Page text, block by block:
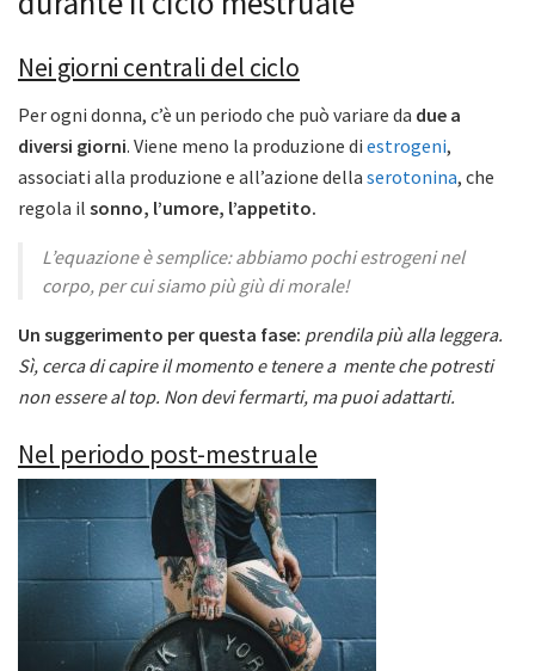
Nei giorni centrali del ciclo
Per ogni donna, c’è un periodo che può variare da due a
diversi giorni. Viene meno la produzione di estrogeni,
associati alla produzione e all’azione della serotonina, che
regola il sonno, l’umore, l’appetito.
L’equazione è semplice: abbiamo pochi estrogeni nel
corpo, per cui siamo più giù di morale!
Un suggerimento per questa fase: prendila più alla leggera.
Sì, cerca di capire il momento e tenere a mente che potresti
non essere al top. Non devi fermarti, ma puoi adattarti.
Nel periodo post-mestruale